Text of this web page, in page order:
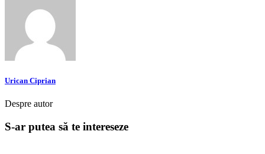
Urican Ciprian
Despre autor
S-ar putea să te intereseze